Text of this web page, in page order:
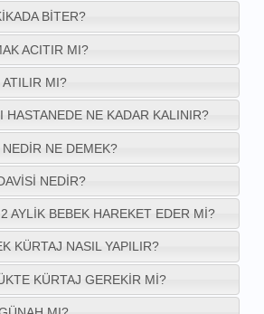
BITER?
ACITIR MI?
ATILIR MI?
HASTANEDE NE KADAR KALINIR?
NE DEMEK?
NEDIR?
AYLIK BEBEK HAREKET EDER MI?
KÜRTAJ NASIL YAPILIR?
KÜRTAJ GEREKIR MI?